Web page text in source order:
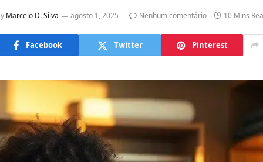
Marcelo D. Silva agosto 1, 2025 Nenhum comentário 10 Mins
Facebook Twitter Pinterest